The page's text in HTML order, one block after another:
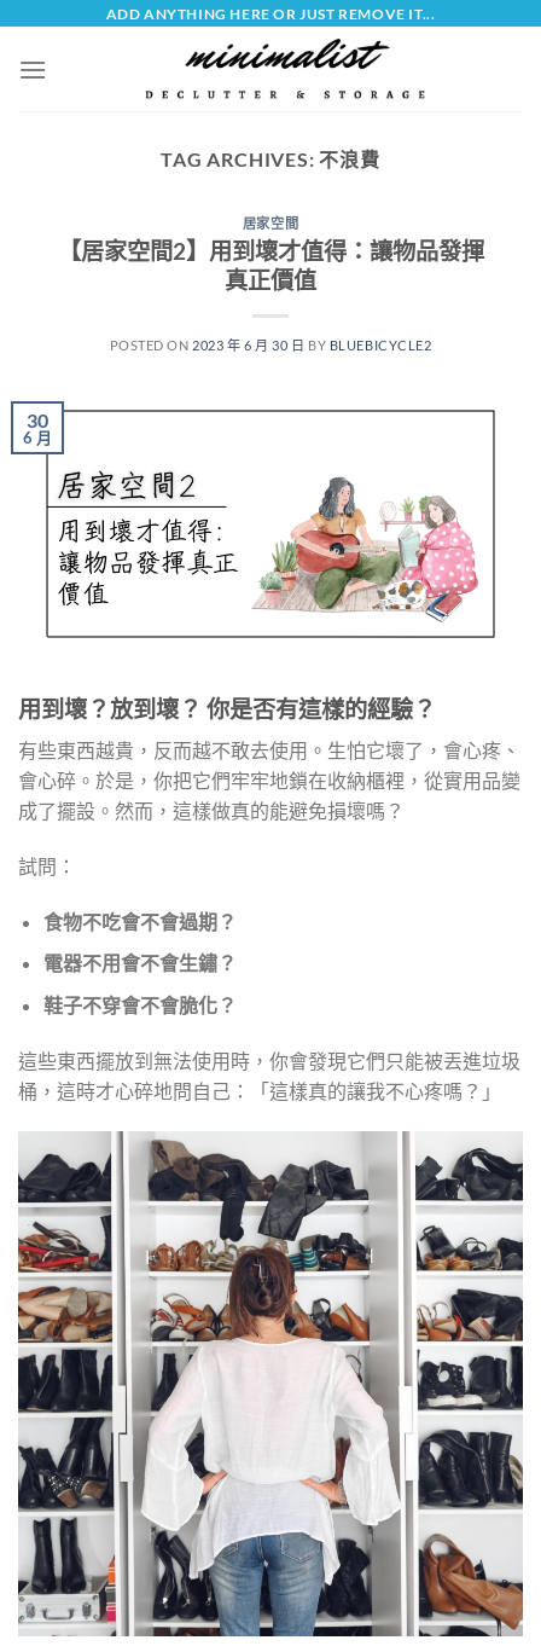
content
ADD ANYTHING HERE OR JUST REMOVE IT...
TAG ARCHIVES:不浪費
居家空間
【居家空間2】用到壞才值得：讓物品發揮
真正價值
POSTED ON 2023 年 6 月 30 日 BY BLUEBICYCLE2
30
6 月
用到壞？放到壞？ 你是否有這樣的經驗？
有些東西越貴，反而越不敢去使用。生怕它壞了，會心疼、
會心碎。於是，你把它們牢牢地鎖在收納櫃裡，從實用品變
成了擺設。然而，這樣做真的能避免損壞嗎？
試問：
食物不吃會不會過期？
電器不用會不會生鏽？
鞋子不穿會不會脆化？
這些東西擺放到無法使用時，你會發現它們只能被丟進垃圾
桶，這時才心碎地問自己：「這樣真的讓我不心疼嗎？」